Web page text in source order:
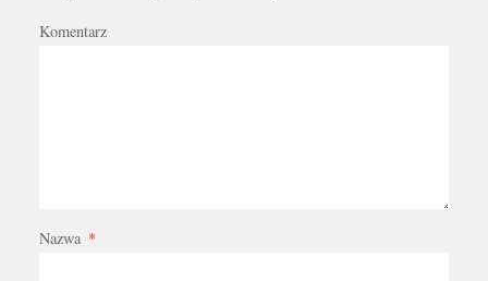
Komentarz
Nazwa *